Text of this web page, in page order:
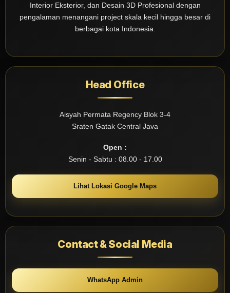
Interior Eksterior, dan Desain 3D Profesional dengan
pengalaman menangani project skala kecil hingga besar di
berbagai kota Indonesia.
Head Office
Aisyah Permata Regency Blok 3-4
Sraten Gatak Central Java
Open :
Senin - Sabtu : 08.00 - 17.00
Lihat Lokasi Google Maps
Contact & Social Media
WhatsApp Admin